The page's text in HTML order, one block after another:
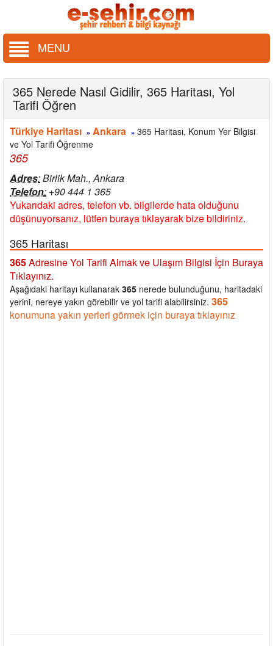
MENU
365 Nerede Nasıl Gidilir, 365 Haritası, Yol
Tarifi Öğren
Türkiye Haritası » Ankara » 365 Haritası, Konum Yer Bilgisi
ve Yol Tarifi Öğrenme
365
Adres:Birlik Mah., Ankara
Telefon: +90 444 1 365
Yukarıdaki adres, telefon vb. bilgilerde hata olduğunu
düşünuyorsanız, lütfen buraya tıklayarak bize bildiriniz.
365 Haritası
365Adresine Yol Tarifi Almak ve Ulaşım Bilgisi İçin Buraya
Tıklayınız.
Aşağıdaki haritayı kullanarak 365 nerede bulunduğunu, haritadaki
yerini, nereye yakın görebilir ve yol tarifi alabilirsiniz. 365
konumuna yakın yerleri görmek için buraya tıklayınız